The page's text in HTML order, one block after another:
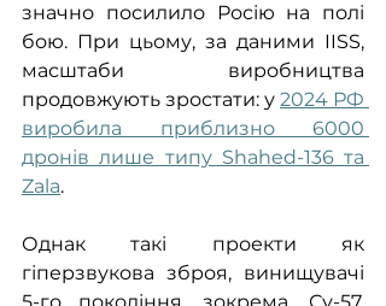
значно посилило Росію на полі
бою. При цьому, за даними IISS,
масштаби виробництва
продовжують зростати: у 2024 РФ
виробила приблизно 6000
дронів лише типу Shahed-136 та
Zala.
Однак такі проекти як
гіперзвукова зброя, винищувачі